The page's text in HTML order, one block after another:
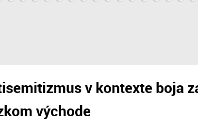
v kontexte boja
východe